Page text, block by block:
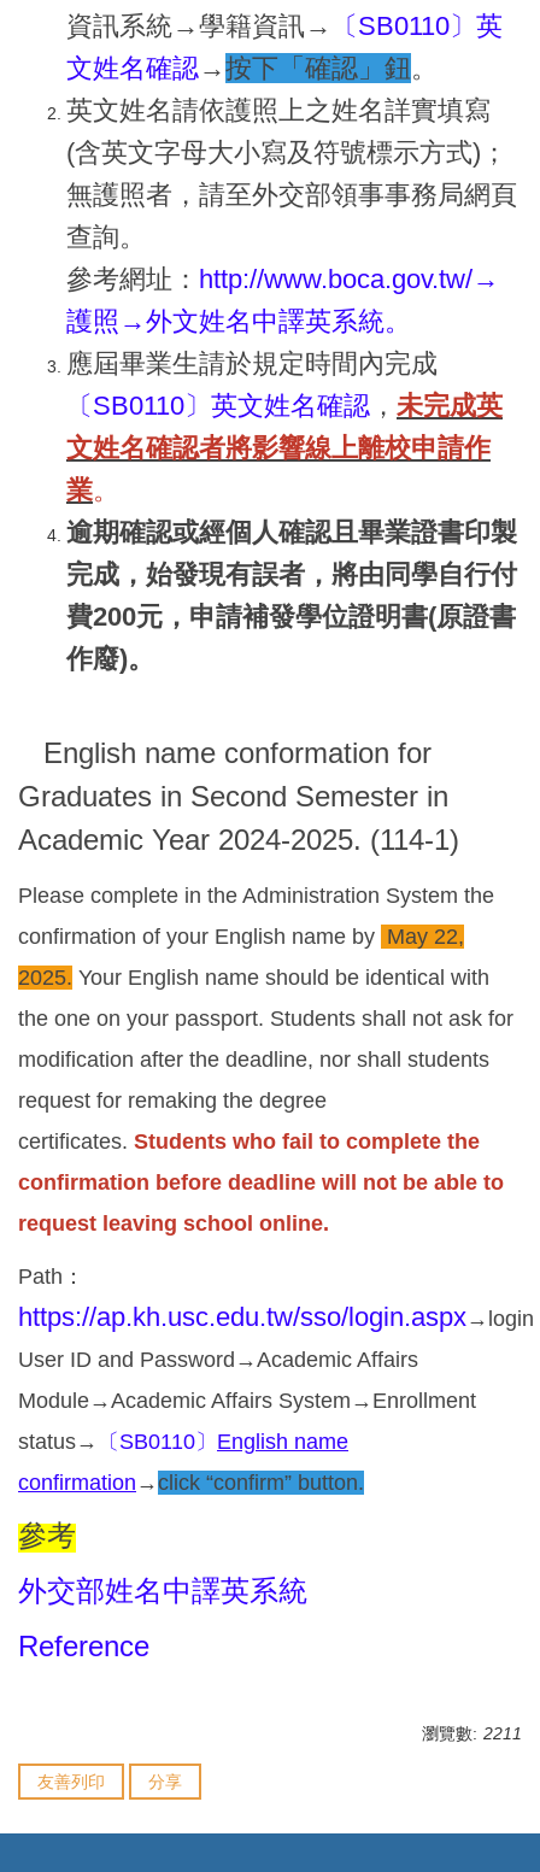
資訊系統→學籍資訊→
〔SB0110〕英
文姓名確認→按下「確認」 鈕。
英文姓名請依護照上之姓名詳實填寫
(含英文字母大小寫及符號標示方式)；
無護照者，請至外交部領事事務局網頁
查詢。
參考網址： http://www.boca.gov.tw/→
護照→外文姓名中譯英系統。
應屆畢業生請於規定時間內完成
〔SB0110〕英文姓名確認 ， 未完成英
文姓名確認者將影響線上離校申請作
業。
逾期確認或經個人確認且畢業證書印製
完成，始發現有誤者，將由同學自行付
費200元，申請補發學位證明書(原證書
作廢)。
English name conformation for
Graduates in Second Semester in
Academic Year 2024-2025. (114-1)
Please complete in the Administration System the
confirmation of your English name by May 22,
2025. Your English name should be identical with
the one on your passport. Students shall not ask for
modification after the deadline, nor shall students
request for remaking the degree
certificates. Students who fail to complete the
confirmation before deadline will not be able to
request leaving school online.
Path ：
https://ap.kh.usc.edu.tw/sso/login.aspx→login
User ID and Password→Academic Affairs
Module→Academic Affairs System→Enrollment
status→
〔SB0110〕 English name
confirmation →click “confirm” button.
參考
外交部姓名中譯英系統
Reference
瀏覽數: 2211
友善列印 分享